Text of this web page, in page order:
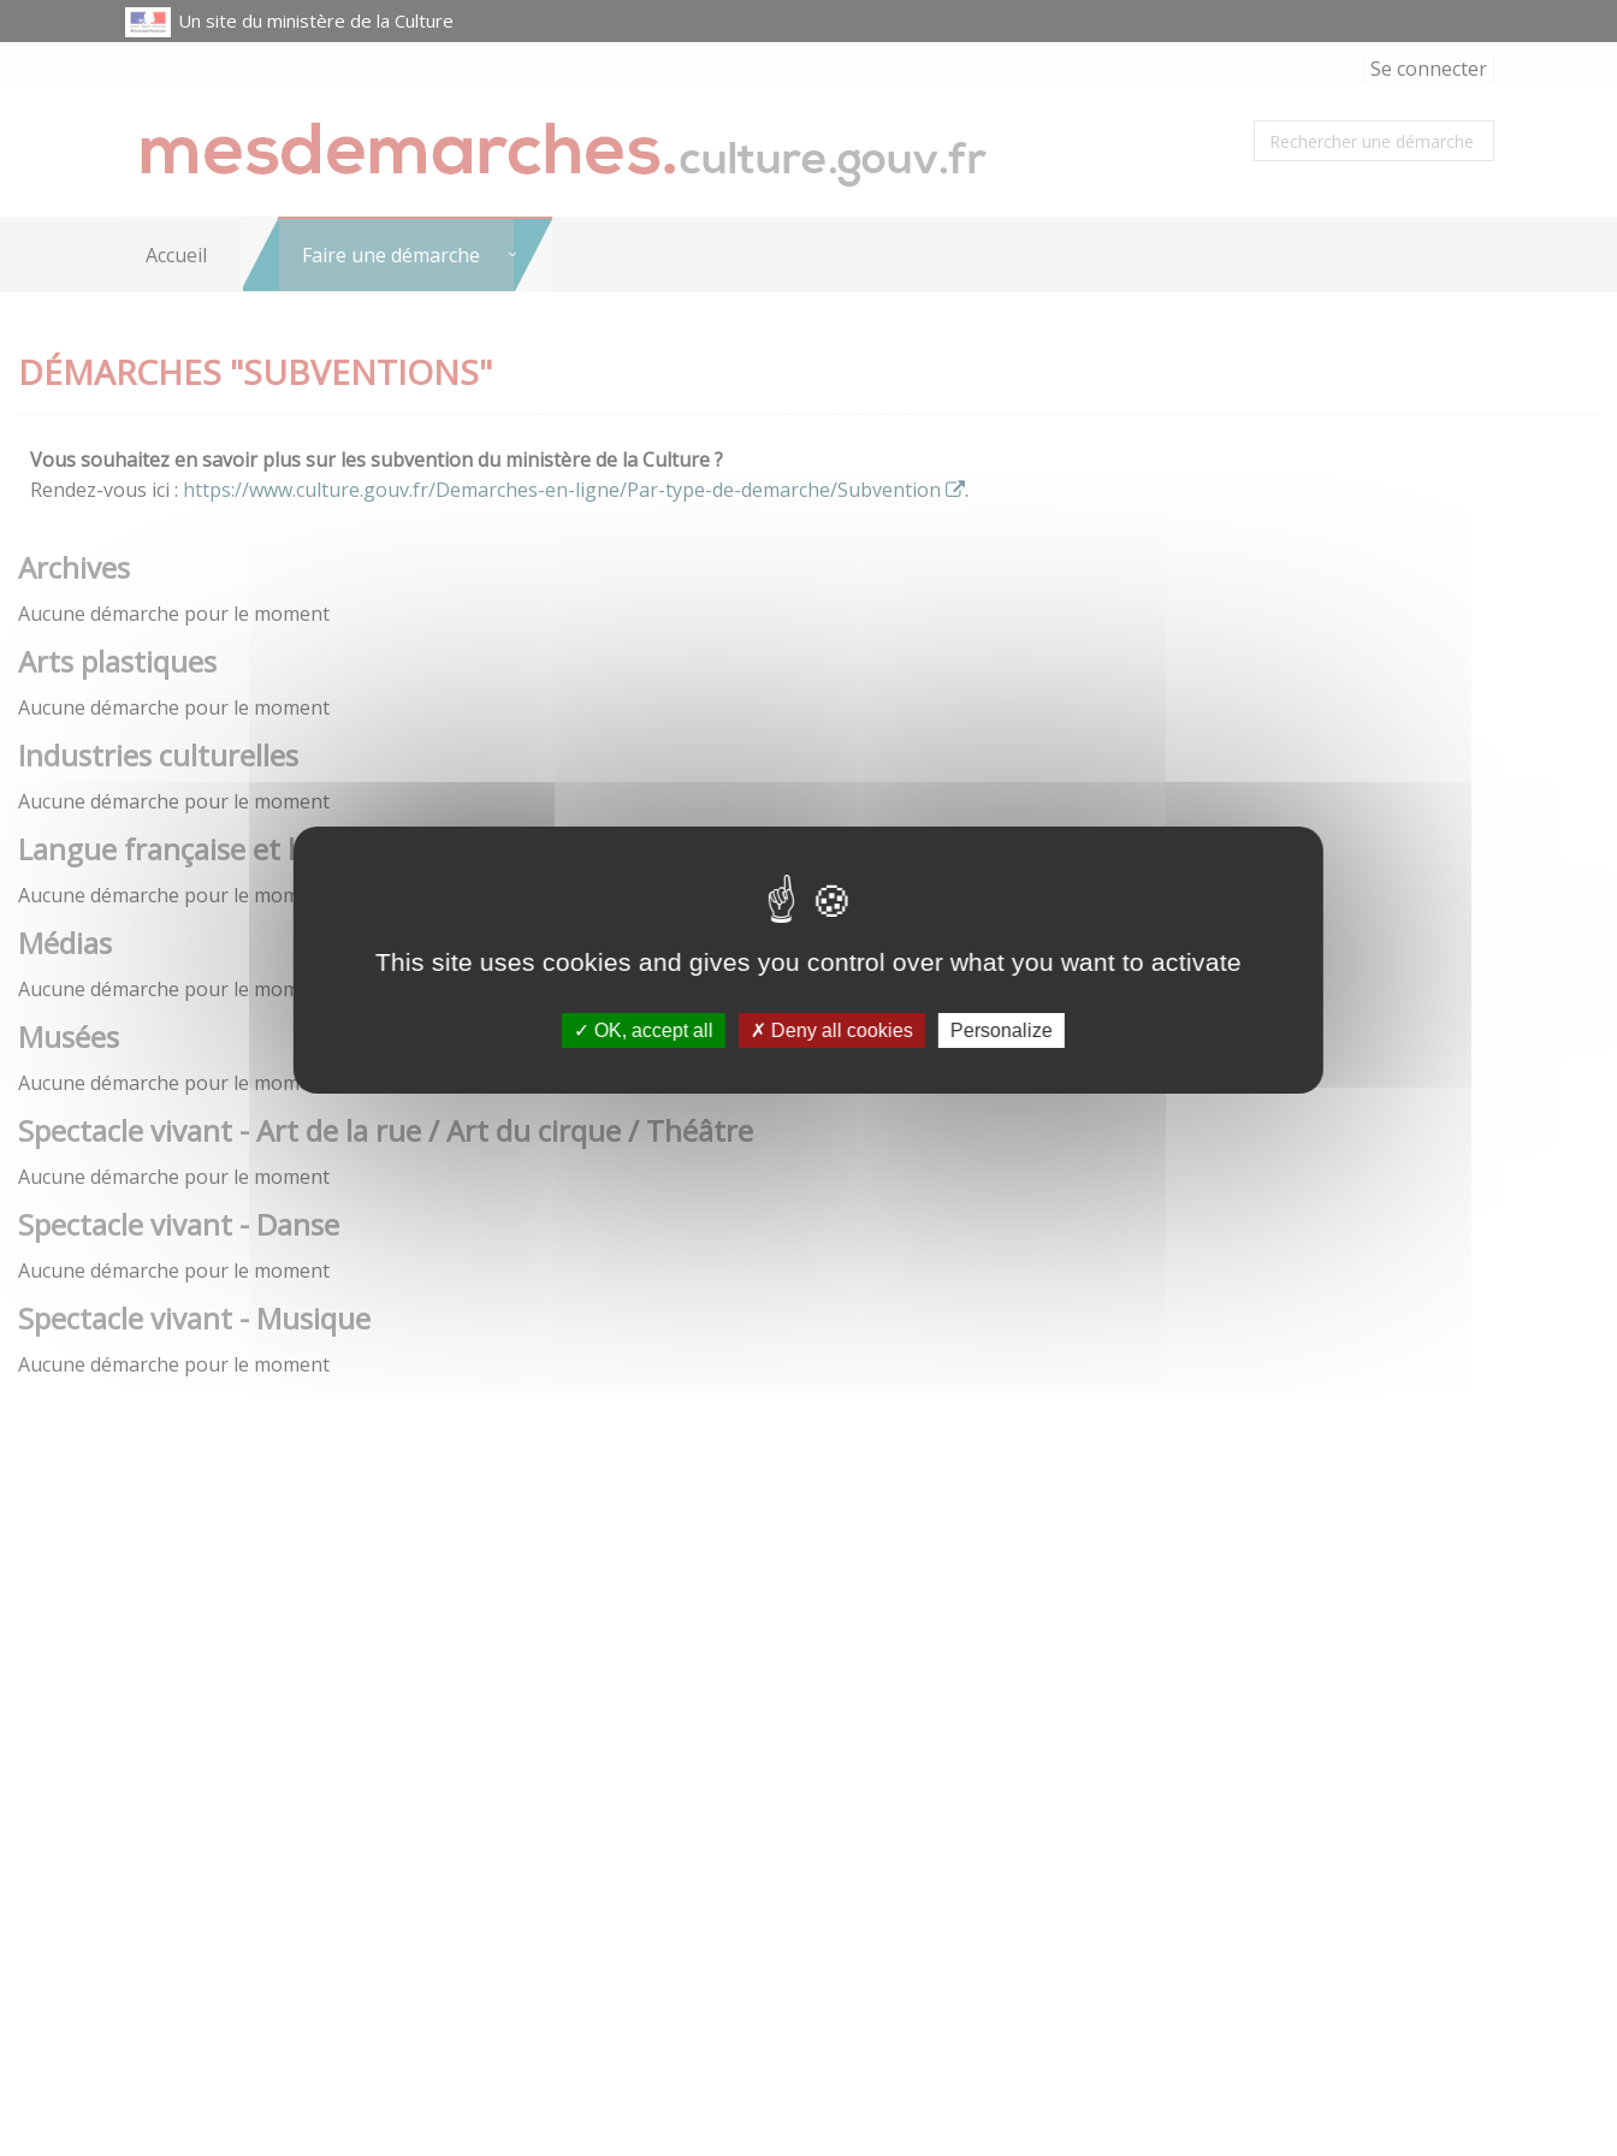
This site uses cookies and gives you control over what you want to activate
OK, accept all Deny all cookies Personalize
Un site du ministère de la Culture
Se connecter
Accueil Faire une démarche
DÉMARCHES "SUBVENTIONS"
Vous souhaitez en savoir plus sur les subvention du ministère de la Culture ?
Rendez-vous ici : https://www.culture.gouv.fr/Demarches-en-ligne/Par-type-de-demarche/Subvention .
Archives
Aucune démarche pour le moment
Arts plastiques
Aucune démarche pour le moment
Industries culturelles
Aucune démarche pour le moment
Langue française et langues de France
Aucune démarche pour le moment
Médias
Aucune démarche pour le moment
Musées
Aucune démarche pour le moment
Spectacle vivant - Art de la rue / Art du cirque / Théâtre
Aucune démarche pour le moment
Spectacle vivant - Danse
Aucune démarche pour le moment
Spectacle vivant - Musique
Aucune démarche pour le moment